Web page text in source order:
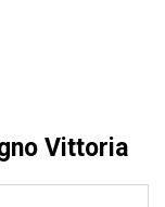
Vittoria